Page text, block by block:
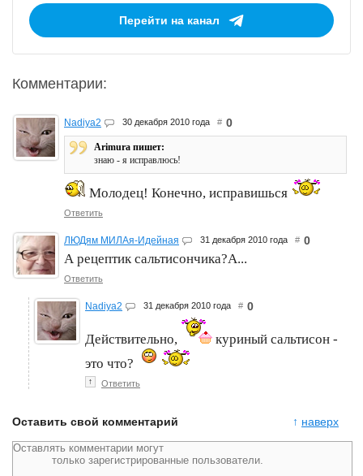
Перейти на канал
Комментарии:
Nadiya2 30 декабря 2010 года # 0
Arimura пишет:
знаю - я исправлюсь!
Молодец! Конечно, исправишься
Ответить
ЛЮДям МИЛАя-Идейная 31 декабря 2010 года # 0
А рецептик сальтисончика?А...
Ответить
Nadiya2 31 декабря 2010 года # 0
Действительно,
куриный сальтисон -
это что?
↑ Ответить
↑ наверх
Оставить свой комментарий